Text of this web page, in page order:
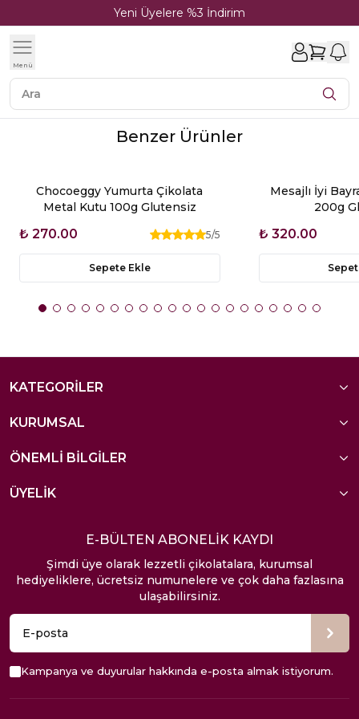
Yeni Üyelere %3 İndirim
Menü
Benzer Ürünler
Chocoeggy Yumurta Çikolata
Metal Kutu 100g Glutensiz
₺ 270.00 5/5
Sepete Ekle
Mesajlı İyi
200g
₺ 320.00
KATEGORİLER
KURUMSAL
ÖNEMLİ BİLGİLER
ÜYELİK
E-BÜLTEN ABONELİK KAYDI
Şimdi üye olarak lezzetli çikolatalara, kurumsal
hediyeliklere, ücretsiz numunelere ve çok daha fazlasına
ulaşabilirsiniz.
Kampanya ve duyurular hakkında e-posta almak istiyorum.